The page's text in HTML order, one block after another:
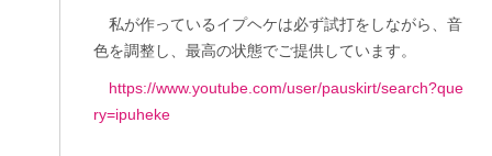
私が作っているイプヘケは必ず試打をしながら、音
色を調整し、最高の状態でご提供しています。
https://www.youtube.com/user/pauskirt/search?que
ry=ipuheke